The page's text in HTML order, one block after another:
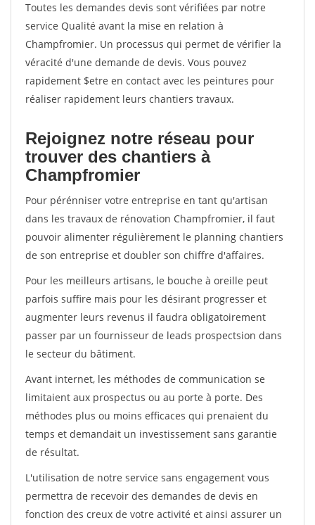
Toutes les demandes devis sont vérifiées par notre
service Qualité avant la mise en relation à
Champfromier. Un processus qui permet de vérifier la
véracité d'une demande de devis. Vous pouvez
rapidement $etre en contact avec les peintures pour
réaliser rapidement leurs chantiers travaux.
Rejoignez notre réseau pour
trouver des chantiers à
Champfromier
Pour pérénniser votre entreprise en tant qu'artisan
dans les travaux de rénovation Champfromier, il faut
pouvoir alimenter régulièrement le planning chantiers
de son entreprise et doubler son chiffre d'affaires.
Pour les meilleurs artisans, le bouche à oreille peut
parfois suffire mais pour les désirant progresser et
augmenter leurs revenus il faudra obligatoirement
passer par un fournisseur de leads prospectsion dans
le secteur du bâtiment.
Avant internet, les méthodes de communication se
limitaient aux prospectus ou au porte à porte. Des
méthodes plus ou moins efficaces qui prenaient du
temps et demandait un investissement sans garantie
de résultat.
L'utilisation de notre service sans engagement vous
permettra de recevoir des demandes de devis en
fonction des creux de votre activité et ainsi assurer un